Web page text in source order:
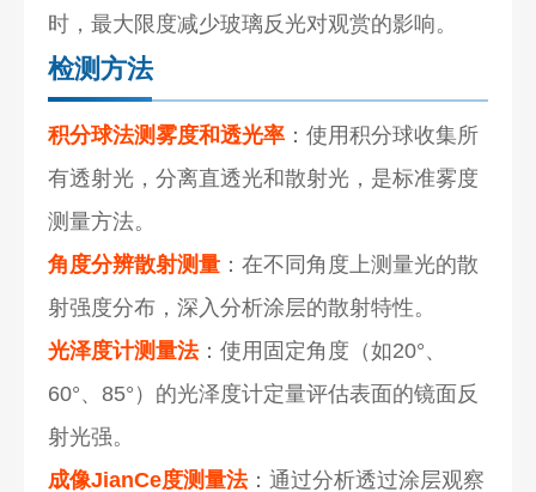
时，最大限度减少玻璃反光对观赏的影响。
检测方法
积分球法测雾度和透光率 ：使用积分球收集所
有透射光，分离直透光和散射光，是标准雾度
测量方法。
角度分辨散射测量 ：在不同角度上测量光的散
射强度分布，深入分析涂层的散射特性。
光泽度计测量法：使用固定角度（如20°、
60°、85°）的光泽度计定量评估表面的镜面反
射光强。
成像JianCe度测量法：通过分析透过涂层观察